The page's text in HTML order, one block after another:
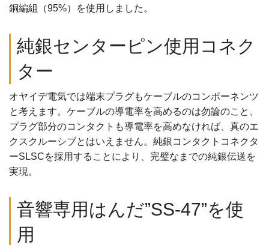
銅編組（95%）を使用しました。
純銀センターピン使用コネク
ター
オヤイデ電気では端末プラグもケーブルのコンポーネンツ
と考えます。ケーブルの導電率を高めるのは勿論のこと、
プラグ部分のコンタクトも導電率を高めなければ、真のエ
クスクルーシブとはいえません。純銀コンタクトコネクタ
ーSLSCを採用することにより、完璧なまでの純銀伝送を
実現。
音響専用はんだ”SS-47”を使
用